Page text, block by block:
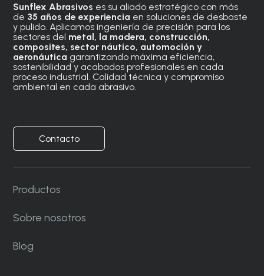
Sunflex Abrasivos es su aliado estratégico con más
de 35 años de experiencia en soluciones de desbaste
y pulido. Aplicamos ingeniería de precisión para los
sectores del metal, la madera, construcción,
composites, sector náutico, automoción y
aeronáutica garantizando máxima eficiencia,
sostenibilidad y acabados profesionales en cada
proceso industrial. Calidad técnica y compromiso
ambiental en cada abrasivo.
Contacto
Productos
Sobre nosotros
Blog